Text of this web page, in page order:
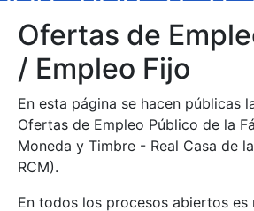
Mostrar/Ocultar
Mostrar/Ocultar
Ofertas de
/ Empleo Fijo
En esta página se hacen públicas
Ofertas de Empleo Público de la
Moneda y Timbre - Real Casa de
RCM).
En todos los procesos abiertos es